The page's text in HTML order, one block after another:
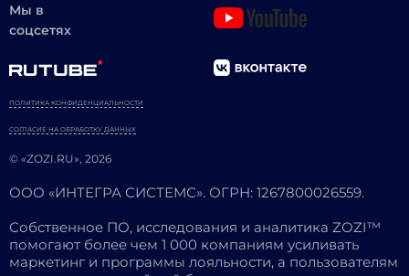
Мы в
соцсетях
© «ZOZI.RU», 2026
ПОЛИТИКА КОНФИДЕНЦИАЛЬНОСТИ
СОГЛАСИЕ НА ОБРАБОТКУ ДАННЫХ
ООО «ИНТЕГРА СИСТЕМС». ОГРН: 1267800026559.
Собственное ПО, исследования и аналитика ZOZI™
помогают более чем 1 000 компаниям усиливать
маркетинг и программы лояльности, а пользователям